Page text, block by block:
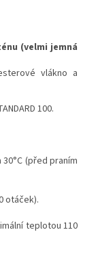
(velmi jemná
vlákno a
100.
(před praním
otáček).
teplotou 110